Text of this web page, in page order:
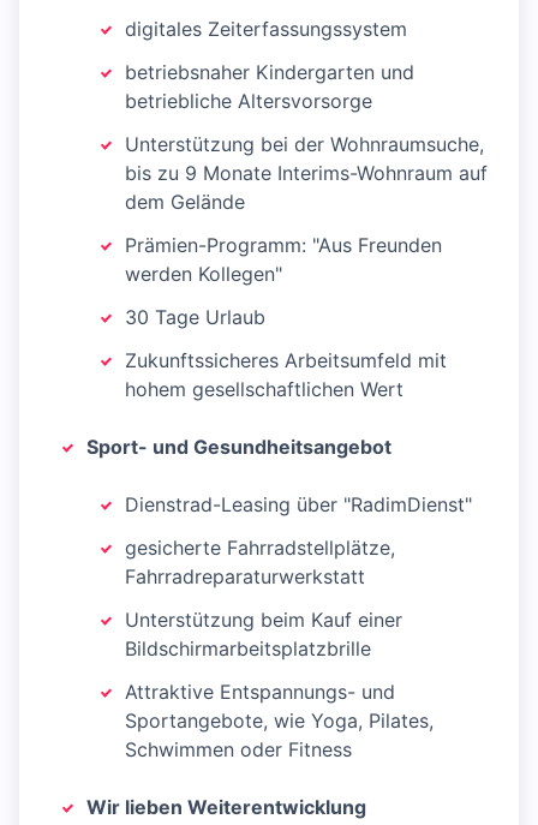
digitales Zeiterfassungssystem
betriebsnaher Kindergarten und
betriebliche Altersvorsorge
Unterstützung bei der Wohnraumsuche,
bis zu 9 Monate Interims-Wohnraum auf
dem Gelände
Prämien-Programm: "Aus Freunden
werden Kollegen"
30 Tage Urlaub
Zukunftssicheres Arbeitsumfeld mit
hohem gesellschaftlichen Wert
Sport- und Gesundheitsangebot
Dienstrad-Leasing über "RadimDienst"
gesicherte Fahrradstellplätze,
Fahrradreparaturwerkstatt
Unterstützung beim Kauf einer
Bildschirmarbeitsplatzbrille
Attraktive Entspannungs- und
Sportangebote, wie Yoga, Pilates,
Schwimmen oder Fitness
Wir lieben Weiterentwicklung